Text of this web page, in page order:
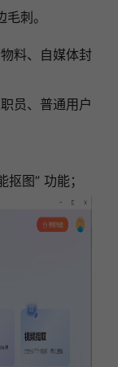
刺。
料、自媒体封
员、普通用户
图” 功能；